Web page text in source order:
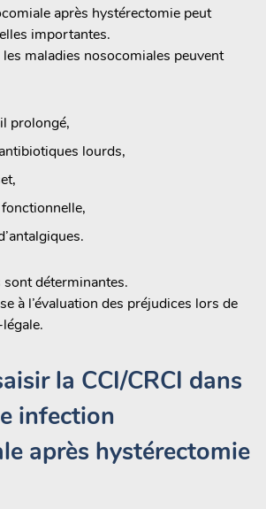
après hystérectomie peut
importantes.
maladies nosocomiales peuvent
prolongé,
lourds,
sont déterminantes.
à l’évaluation des préjudices lors de
la CCI/CRCI dans
infection
après hystérectomie